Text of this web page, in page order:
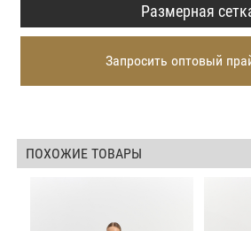
Размерная
Запросить оптовый
ПОХОЖИЕ ТОВАРЫ